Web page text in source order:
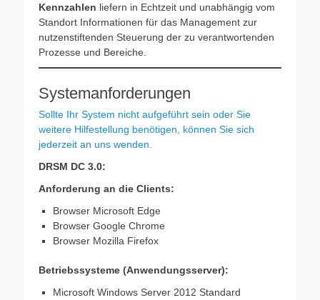
Kennzahlen liefern in Echtzeit und unabhängig vom
Standort Informationen für das Management zur
nutzenstiftenden Steuerung der zu verantwortenden
Prozesse und Bereiche.
Systemanforderungen
Sollte Ihr System nicht aufgeführt sein oder Sie
weitere Hilfestellung benötigen, können Sie sich
jederzeit an uns wenden.
DRSM DC 3.0:
Anforderung an die Clients:
Browser Microsoft Edge
Browser Google Chrome
Browser Mozilla Firefox
Betriebssysteme (Anwendungsserver):
Microsoft Windows Server 2012 Standard